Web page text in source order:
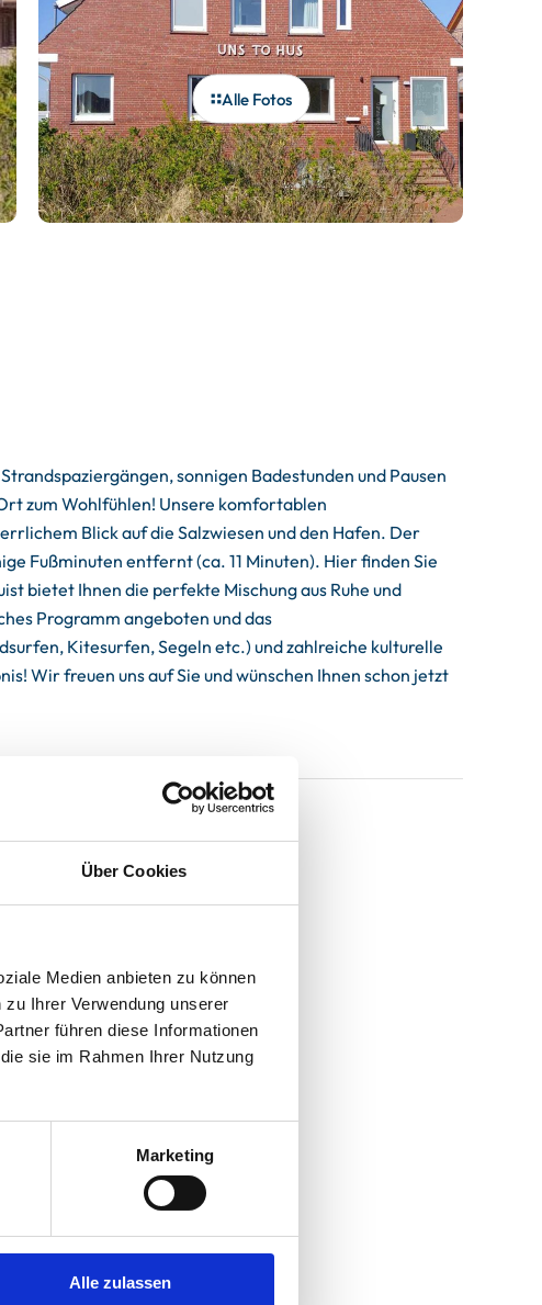
Über Cookies
Medien anbieten zu können
Ihrer Verwendung unserer
führen diese Informationen
sie im Rahmen Ihrer Nutzung
Marketing
Alle zulassen
Alle Fotos
sonnigen Badestunden und Pausen
zum Wohlfühlen! Unsere komfortablen
Blick auf die Salzwiesen und den Hafen. Der
Fußminuten entfernt (ca. 11 Minuten). Hier finden Sie
bietet Ihnen die perfekte Mischung aus Ruhe und
Programm angeboten und das
Kitesurfen, Segeln etc.) und zahlreiche kulturelle
Wir freuen uns auf Sie und wünschen Ihnen schon jetzt